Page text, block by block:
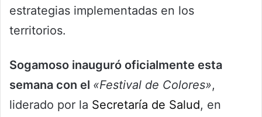
estrategias implementadas en los
territorios.
Sogamoso inauguró oficialmente esta
semana con el «Festival de Colores»,
liderado por la Secretaría de Salud, en